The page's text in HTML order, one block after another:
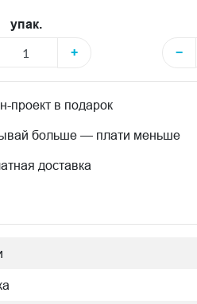
упак.
+
−
проект в подарок
больше — плати меньше
доставка